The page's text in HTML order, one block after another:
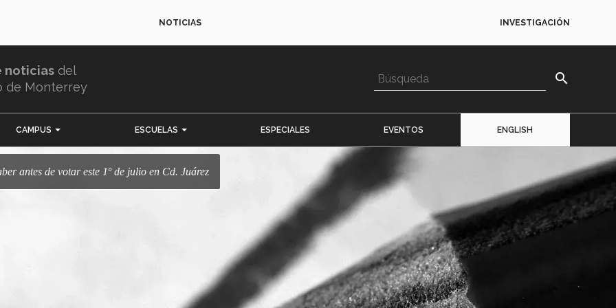
NOTICIAS INVESTIGACIÓN
noticias del
de Monterrey
search
CAMPUS ESCUELAS ESPECIALES EVENTOS ENGLISH
antes de votar este 1º de julio en Cd. Juárez